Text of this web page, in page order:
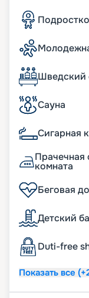
Шведский
Сауна
Сигарная
Прачечная
комната
Беговая
Детский
Duti-free
Показать все